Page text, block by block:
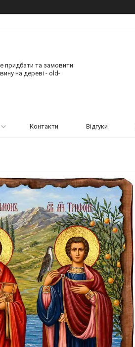
придбати та замовити
на дереві - old-
Контакти Відгуки